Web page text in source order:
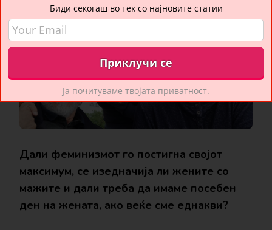
Дали феминизмот го постигна својот
максимум, се изедначија ли жените со
мажите и дали треба да имаме посебен
ден на жената, ако веќе сме еднакви?
Биди секогаш во тек со најновите статии
Ја почитуваме твојата приватност.